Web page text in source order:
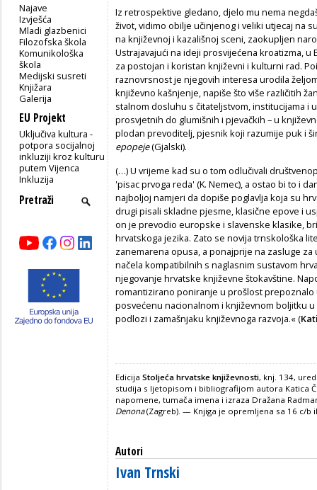
Najave
Izvješća
Mladi glazbenici
Filozofska škola
Komunikološka
škola
Medijski susreti
Knjižara
Galerija
EU Projekt
Uključiva kultura -
potpora socijalnoj
inkluziji kroz kulturu
putem Vijenca
Inkluzija
Iz retrospektive gledano, djelo mu nema
život, vidimo obilje učinjenog i veliki utjecaj na
na književnoj i kazališnoj sceni, zaokupljen
Ustrajavajući na ideji prosvijećena kroatizma,
za postojan i koristan književni i kulturni rad.
raznovrsnost je njegovih interesa urodila
književno kaš­njenje, napiše što više različitih
stalnom dosluhu s čitateljstvom, instituci­jama i
prosvjetnih do glumišnih i pjevačkih – u
plodan prevoditelj, pjesnik koji razumije puk i
epopeje(Gjalski).
(…) U vrijeme kad su o tom odlučivali
'pisac prvoga reda' (K. Nemec), a ostao bi to i
najboljoj namjeri da dopiše poglavlja koja su
drugi pisali skladne pjesme, klasične epove i
on je prevodio eu­ropske i slavenske klasike,
hrvatskoga jezika. Zato se novija trnskološka
zanemarena opusa, a po­najprije na zasluge
načela kompatibilnih s naglasnim sustavom
njegovanje hrvatske književne štokav­štine.
roman­tizirano poniranje u prošlost
posvećenu nacionalnom i književnom bo­ljitku
podlozi i zamašnjaku književnoga razvoja.« (
Edicija Stoljeća hrvatske književnosti, knj. 134,
studija s ljetopisom i bibliografijom autora Katica
napomene, tumača imena i izraza Dražana
Denona(Zagreb). — Knjiga je opremljena sa 16 c/
Autori
Ivan Trnski